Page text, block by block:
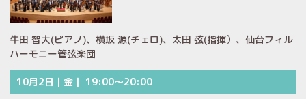
牛田 智大(ピアノ)、横坂 源(チェロ)、太田 弦(指揮）、仙台フィル
ハーモニー管弦楽団
10月2日｜金｜ 19:00～20:00